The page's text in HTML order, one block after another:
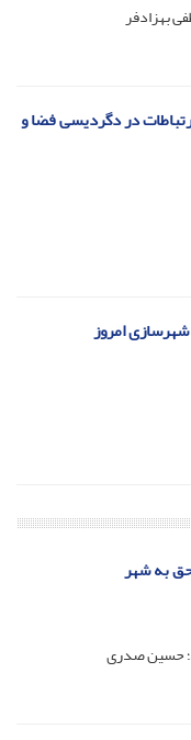
بهزادفر
در دگردیسی فضا و
امروز
به شهر
حسین صدری